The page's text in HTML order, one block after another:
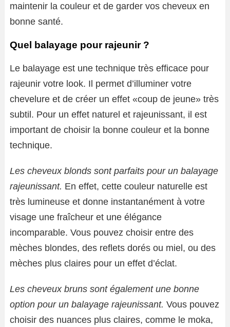
maintenir la couleur et de garder vos cheveux en
bonne santé.
Quel balayage pour rajeunir ?
Le balayage est une technique très efficace pour
rajeunir votre look. Il permet d’illuminer votre
chevelure et de créer un effet «coup de jeune» très
subtil. Pour un effet naturel et rajeunissant, il est
important de choisir la bonne couleur et la bonne
technique.
Les cheveux blonds sont parfaits pour un balayage
rajeunissant. En effet, cette couleur naturelle est
très lumineuse et donne instantanément à votre
visage une fraîcheur et une élégance
incomparable. Vous pouvez choisir entre des
mèches blondes, des reflets dorés ou miel, ou des
mèches plus claires pour un effet d’éclat.
Les cheveux bruns sont également une bonne
option pour un balayage rajeunissant. Vous pouvez
choisir des nuances plus claires, comme le moka,